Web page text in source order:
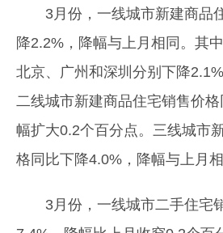
3月份，一线城市新建商品
降2.2%，降幅与上月相同。其
北京、广州和深圳分别下降
二线城市新建商品住宅销售价
幅扩大0.2个百分点。三线城市
格同比下降4.0%，降幅与上月相
3月份，一线城市二手住宅